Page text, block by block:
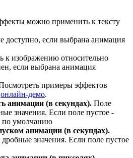
можно применить к тексту
доступно, если выбрана анимация
к изображению относительно
если выбрана анимация
примеры эффектов
онлайн-демо.
анимации (в секундах). Поле
значения. Если поле пустое -
по умолчанию
анимации (в секундах).
значения. Если поле пустое